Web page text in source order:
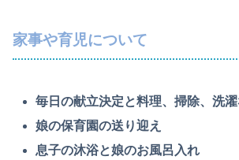
家事や育児について
毎日の献立決定と料理、掃除、洗
娘の保育園の送り迎え
息子の沐浴と娘のお風呂入れ